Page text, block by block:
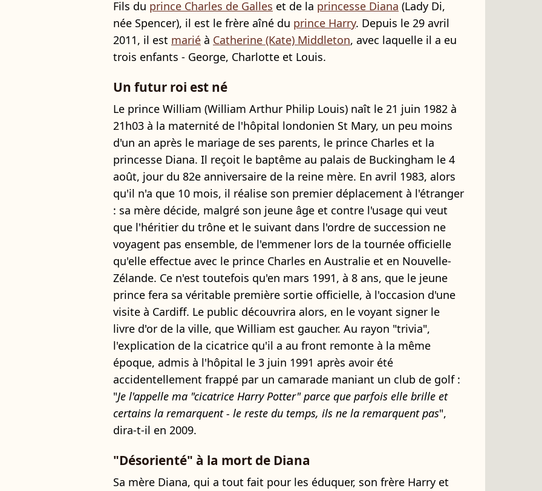
Fils du prince Charles de Galles et de la princesse Diana (Lady Di,
née Spencer), il est le frère aîné du prince Harry. Depuis le 29 avril
2011, il est marié à Catherine (Kate) Middleton, avec laquelle il a eu
trois enfants - George, Charlotte et Louis.
Un futur roi est né
Le prince William (William Arthur Philip Louis) naît le 21 juin 1982 à
21h03 à la maternité de l'hôpital londonien St Mary, un peu moins
d'un an après le mariage de ses parents, le prince Charles et la
princesse Diana. Il reçoit le baptême au palais de Buckingham le 4
août, jour du 82e anniversaire de la reine mère. En avril 1983, alors
qu'il n'a que 10 mois, il réalise son premier déplacement à l'étranger
: sa mère décide, malgré son jeune âge et contre l'usage qui veut
que l'héritier du trône et le suivant dans l'ordre de succession ne
voyagent pas ensemble, de l'emmener lors de la tournée officielle
qu'elle effectue avec le prince Charles en Australie et en Nouvelle-
Zélande. Ce n'est toutefois qu'en mars 1991, à 8 ans, que le jeune
prince fera sa véritable première sortie officielle, à l'occasion d'une
visite à Cardiff. Le public découvrira alors, en le voyant signer le
livre d'or de la ville, que William est gaucher. Au rayon "trivia",
l'explication de la cicatrice qu'il a au front remonte à la même
époque, admis à l'hôpital le 3 juin 1991 après avoir été
accidentellement frappé par un camarade maniant un club de golf :
"Je l'appelle ma "cicatrice Harry Potter" parce que parfois elle brille et
certains la remarquent - le reste du temps, ils ne la remarquent pas",
dira-t-il en 2009.
"Désorienté" à la mort de Diana
Sa mère Diana, qui a tout fait pour les éduquer, son frère Harry et